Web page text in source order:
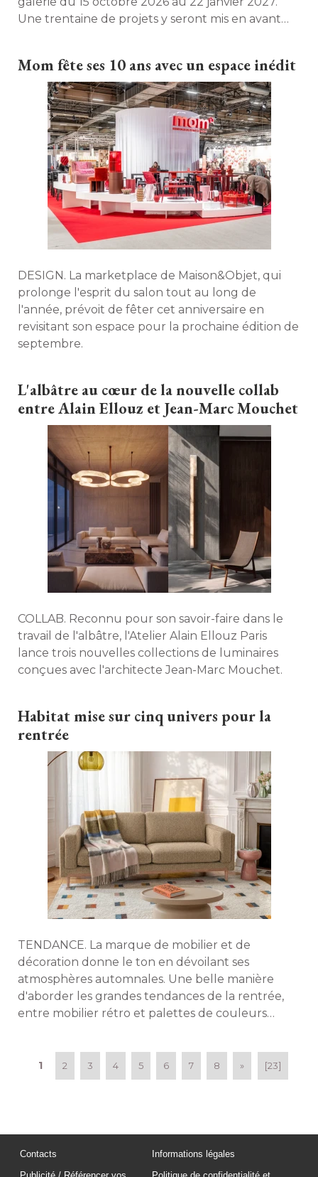
Une trentaine de projets y seront mis en avant
Mom fête ses 10 ans avec un espace inédit
DESIGN. La marketplace de Maison&Objet, qui
prolonge l'esprit du salon tout au long de
l'année, prévoit de fêter cet anniversaire en
revisitant son espace pour la prochaine édition de
septembre.
L'albâtre au cœur de la nouvelle collab
entre Alain Ellouz et Jean-Marc Mouchet
COLLAB. Reconnu pour son savoir-faire dans le
travail de l'albâtre, l'Atelier Alain Ellouz Paris
lance trois nouvelles collections de luminaires
conçues avec l'architecte Jean-Marc Mouchet.
Habitat mise sur cinq univers pour la
rentrée
TENDANCE. La marque de mobilier et de
décoration donne le ton en dévoilant ses
atmosphères automnales. Une belle manière
d'aborder les grandes tendances de la rentrée,
entre mobilier rétro et palettes de couleurs
1 2 3 4 5 6 7 8 » [23]
Contacts
Informations légales